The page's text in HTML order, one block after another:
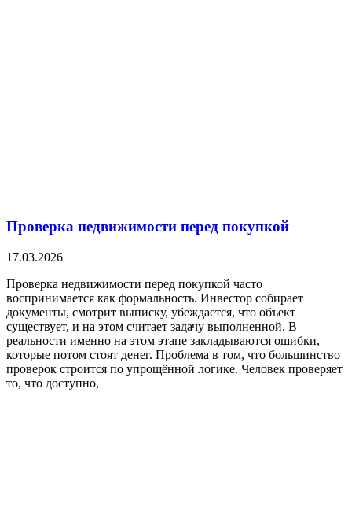
Проверка недвижимости перед покупкой
17.03.2026
Проверка недвижимости перед покупкой часто
воспринимается как формальность. Инвестор собирает
документы, смотрит выписку, убеждается, что объект
существует, и на этом считает задачу выполненной. В
реальности именно на этом этапе закладываются ошибки,
которые потом стоят денег. Проблема в том, что большинство
проверок строится по упрощённой логике. Человек проверяет
то, что доступно,